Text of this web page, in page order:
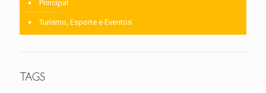
Principal
Turismo, Esporte e Eventos
TAGS